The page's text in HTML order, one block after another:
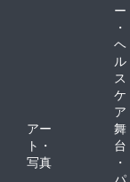
ー
・
ヘ
ル
ス
ケ
ア
アー
ト・
写真
舞
台
・